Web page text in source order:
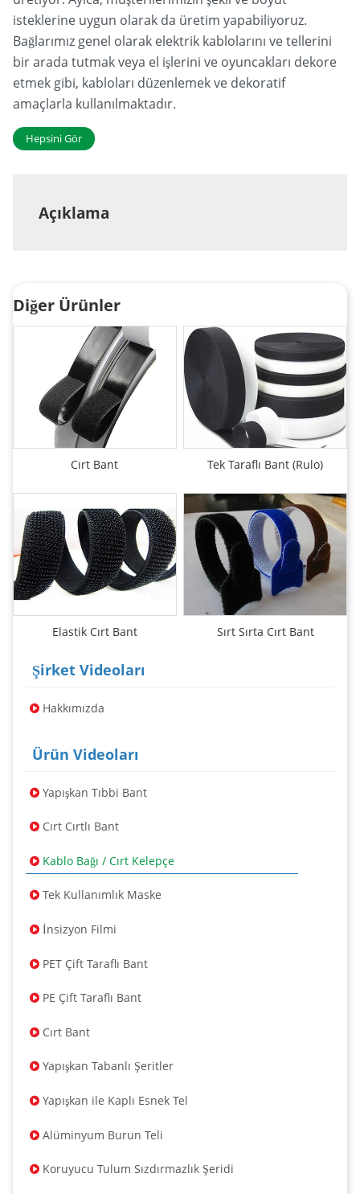
isteklerine uygun olarak da üretim yapabiliyoruz.
Bağlarımız genel olarak elektrik kablolarını ve tellerini
bir arada tutmak veya el işlerini ve oyuncakları dekore
etmek gibi, kabloları düzenlemek ve dekoratif
amaçlarla kullanılmaktadır.
Hepsini Gör
Açıklama
Diğer Ürünler
Cırt Bant Tek Taraflı Bant (Rulo)
Elastik Cırt Bant Sırt Sırta Cırt Bant
Şirket Videoları
Hakkımızda
Ürün Videoları
Yapışkan Tıbbi Bant
Cırt Cırtlı Bant
Kablo Bağı / Cırt Kelepçe
Tek Kullanımlık Maske
İnsizyon Filmi
PET Çift Taraflı Bant
PE Çift Taraflı Bant
Cırt Bant
Yapışkan Tabanlı Şeritler
Yapışkan ile Kaplı Esnek Tel
Alüminyum Burun Teli
Koruyucu Tulum Sızdırmazlık Şeridi